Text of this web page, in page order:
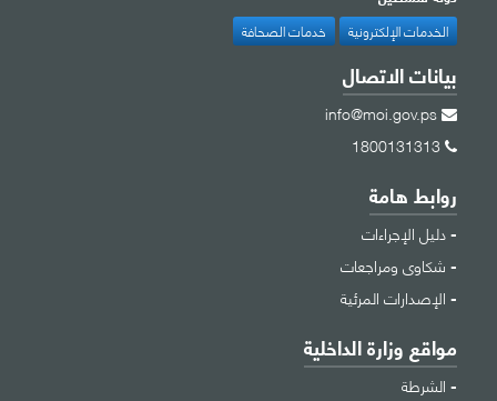
الخدمات الإلكترونية خدمات الصحافة
بيانات الاتصال
info@moi.gov.ps
روابط هامة
دليل الإجراءات
شكاوى ومراجعات
الإصدارات المرئية
مواقع وزارة الداخلية
الشرطة